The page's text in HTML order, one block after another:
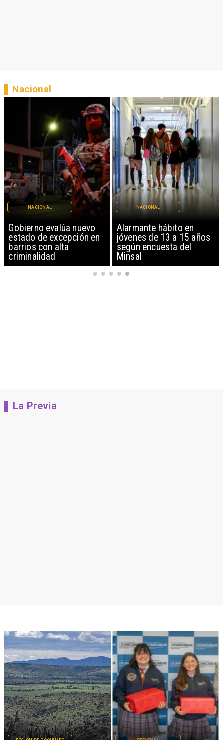
evalúa nuevo
excepción en
alta
Alarmante hábito en
jóvenes de 13 a 15 años
según encuesta del
Parque
con
Nacional
La Previa